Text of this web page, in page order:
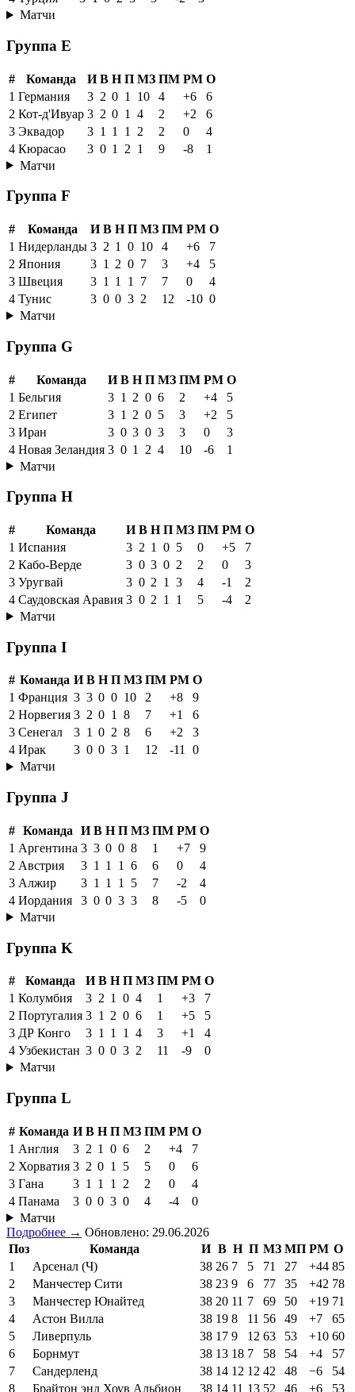
Матчи
Группа E
# Команда И В Н П МЗ ПМ РМ О
1 Германия 3 2 0 1 10 4 +6
6
2 Кот-д'Ивуар 3 2 0 1 4 2 +2
6
3 Эквадор 3 1 1 1 2 2 0
4
4 Кюрасао 3 0 1 2 1 9 -8
1
Матчи
Группа F
# Команда И В Н П МЗ ПМ РМ О
1 Нидерланды 3 2 1 0 10 4 +6
7
2 Япония 3 1 2 0 7 3 +4
5
3 Швеция 3 1 1 1 7 7 0
4
4 Тунис 3 0 0 3 2 12 -10 0
Матчи
Группа G
# Команда И В Н П МЗ ПМ РМ О
1 Бельгия 3 1 2 0 6 2 +4
5
2 Египет 3 1 2 0 5 3 +2
5
3 Иран 3 0 3 0 3 3 0
3
4 Новая Зеландия 3 0 1 2 4 10 -6
1
Матчи
Группа H
# Команда И В Н П МЗ ПМ РМ О
1 Испания 3 2 1 0 5 0 +5
7
2 Кабо-Верде 3 0 3 0 2 2 0
3
3 Уругвай 3 0 2 1 3 4 -1
2
4 Саудовская Аравия 3 0 2 1 1 5 -4
2
Матчи
Группа I
# Команда И В Н П МЗ ПМ РМ О
1 Франция 3 3 0 0 10 2 +8
9
2 Норвегия 3 2 0 1 8 7 +1
6
3 Сенегал 3 1 0 2 8 6 +2
3
4 Ирак 3 0 0 3 1 12 -11 0
Матчи
Группа J
# Команда И В Н П МЗ ПМ РМ О
1 Аргентина 3 3 0 0 8 1 +7
9
2 Австрия 3 1 1 1 6 6 0
4
3 Алжир 3 1 1 1 5 7 -2
4
4 Иордания 3 0 0 3 3 8 -5
0
Матчи
Группа K
# Команда И В Н П МЗ ПМ РМ О
1 Колумбия 3 2 1 0 4 1 +3
7
2 Португалия 3 1 2 0 6 1 +5
5
3 ДР Конго 3 1 1 1 4 3 +1
4
4 Узбекистан 3 0 0 3 2 11 -9
0
Матчи
Группа L
# Команда И В Н П МЗ ПМ РМ О
1 Англия 3 2 1 0 6 2 +4
7
2 Хорватия 3 2 0 1 5 5 0
6
3 Гана 3 1 1 1 2 2 0
4
4 Панама 3 0 0 3 0 4 -4
0
Матчи
Подробнее → Обновлено: 29.06.2026
Поз
Команда И В Н П МЗ МП РМ О
1
Арсенал (Ч) 38 26 7 5 71 27 +44 85
2
Манчестер Сити 38 23 9 6 77 35 +42 78
3
Манчестер Юнайтед 38 20 11 7 69 50 +19 71
4
Астон Вилла 38 19 8 11 56 49 +7
65
5
Ливерпуль 38 17 9 12 63 53 +10 60
6
Борнмут 38 13 18 7 58 54 +4
57
7
Сандерленд 38 14 12 12 42 48 −6
54
8
Брайтон энд Хоув Альбион 38 14 11 13 52 46 +6
53